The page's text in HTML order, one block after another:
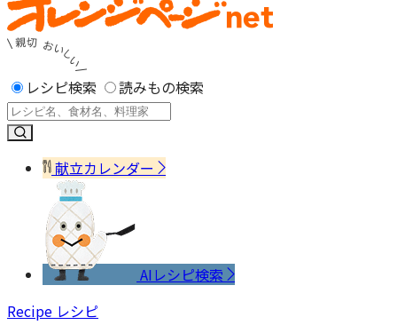
レシピ検索 読みもの検索
献立カレンダー
AIレシピ検索
Recipe レシピ